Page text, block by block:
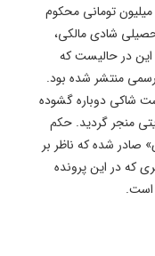
بهمن هدایتی، خبرنگار، به پرداخت جریمه ۶۱ میلیون تومانی محکوم
شادی مالکی،
این در حالیست که
منتشر شده بود.
شاکی دوباره گشوده
منجر گردید. حکم
صادر شده که ناظر بر
که در این پرونده
است.